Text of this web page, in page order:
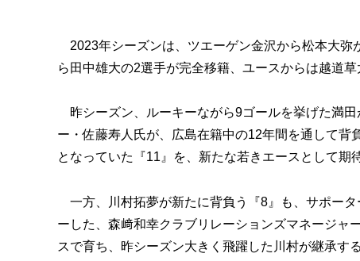
2023年シーズンは、ツエーゲン金沢から松本大弥
ら田中雄大の2選手が完全移籍、ユースからは越道草
昨シーズン、ルーキーながら9ゴールを挙げた満
ー・佐藤寿人氏が、広島在籍中の12年間を通して
となっていた『11』を、新たな若きエースとして期
一方、川村拓夢が新たに背負う『8』も、サポー
ーした、森﨑和幸クラブリレーションズマネージャ
スで育ち、昨シーズン大きく飛躍した川村が継承す